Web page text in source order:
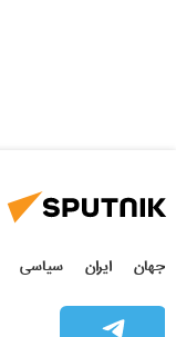
جهان ایران سیاسی